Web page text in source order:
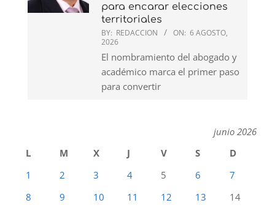
para encarar elecciones
territoriales
BY: REDACCION ON: 6 AGOSTO,
2026
El nombramiento del abogado y
académico marca el primer paso
para convertir
junio 2026
L
M X J V S
D
1
2 3 4 5 6
7
8
9 10 11 12 13
14